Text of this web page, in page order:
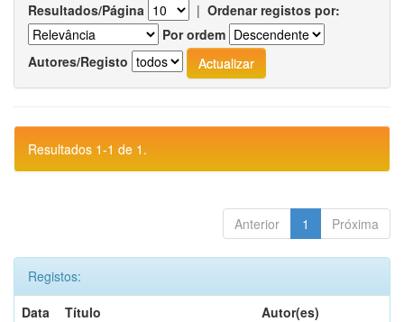
Resultados/Página | Ordenar registos por:
Por ordem
Autores/Registo
Resultados 1-1 de 1.
Anterior 1 Próxima
Registos:
Data
Título
Autor(es)